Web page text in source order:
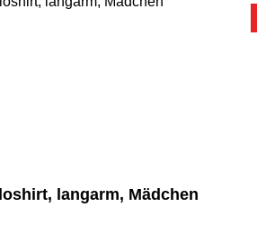
langarm, Mädchen